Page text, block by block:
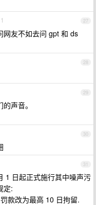
27
1
网友不如去问 gpt 和 ds
28
29
声音。
30
31
1 日起正式施行其中噪声污
定:
款改为最高 10 日拘留.